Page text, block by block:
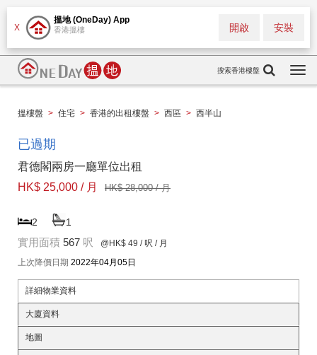
X
搵地 (OneDay) App
香港搵樓 安裝
開啟
搜索香港樓盤
搵樓盤 > 住宅 > 香港的出租樓盤 > 西區 > 西半山
已過期
君德閣兩房一廳單位出租
HK$ 25,000 / 月
HK$ 28,000 / 月
2 1
實用面積 567 呎 @HK$ 49 / 呎 / 月
上次降價日期 2022年04月05日
詳細物業資料
大廈資料
地圖